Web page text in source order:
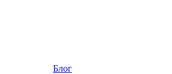
Блог